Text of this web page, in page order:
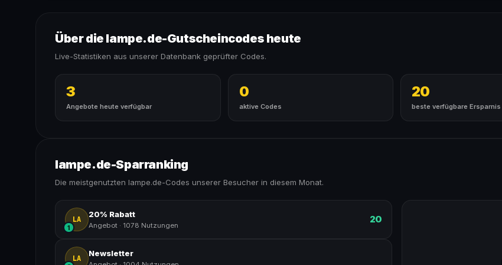
Über die lampe.de-Gutscheincodes heute
Live-Statistiken aus unserer Datenbank geprüfter Codes.
3
Angebote heute verfügbar
0
aktive Codes
20
beste verfügbare Ersparnis
lampe.de-Sparranking
Die meistgenutzten lampe.de-Codes unserer Besucher in diesem Monat.
LA
1
20% Rabatt
Angebot · 1078 Nutzungen
20
LA
Newsletter